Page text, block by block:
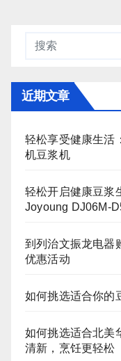
近期文章
轻松享受健康生活
机豆浆机
轻松开启健康豆
Joyoung
到列治文振龙电器
优惠活动
如何挑选适合你的
如何挑选适合北
清新，烹饪更轻松